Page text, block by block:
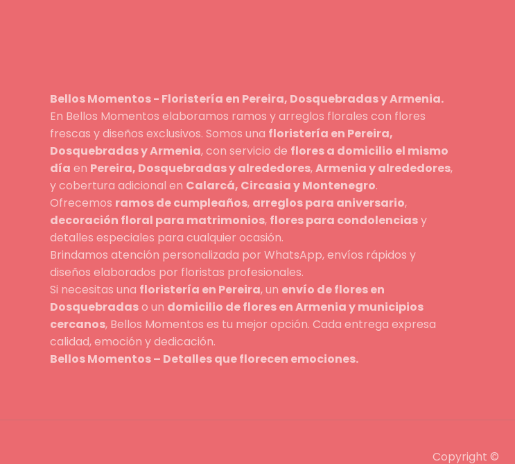
Bellos Momentos - Floristería en Pereira, Dosquebradas y Armenia.
En Bellos Momentos elaboramos ramos y arreglos florales con flores
frescas y diseños exclusivos. Somos una floristería en Pereira,
Dosquebradas y Armenia, con servicio de flores a domicilio el mismo
día en Pereira, Dosquebradas y alrededores,Armenia y alrededores,
y cobertura adicional en Calarcá, Circasia y Montenegro.
Ofrecemos ramos de cumpleaños, arreglos para aniversario,
decoración floral para matrimonios, flores para condolenciasy
detalles especiales para cualquier ocasión.
Brindamos atención personalizada por WhatsApp, envíos rápidos y
diseños elaborados por floristas profesionales.
Si necesitas una floristería en Pereira, un envío de flores en
Dosquebradaso un domicilio de flores en Armenia y municipios
cercanos, Bellos Momentos es tu mejor opción. Cada entrega expresa
calidad, emoción y dedicación.
Bellos Momentos – Detalles que florecen emociones.
Copyright ©